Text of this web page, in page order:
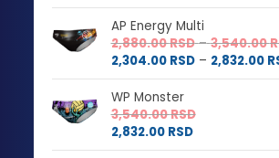
AP Energy Multi
2,880.00RSD – 3,540.00
2,304.00 RSD – 2,832.00
WP Monster
3,540.00RSD
2,832.00 RSD